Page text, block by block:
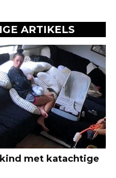
ARTIKELS
met katachtige